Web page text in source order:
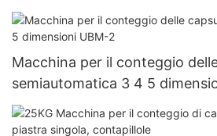
riempimento della capsula di
granello di polvere
Njp-3800D
Macchina per il conteggio
semiautomatica 3 4 5